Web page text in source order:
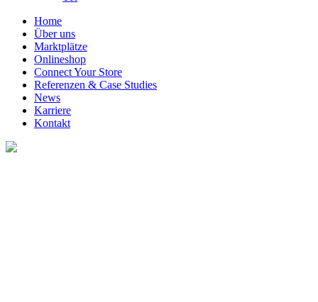
Home
Über uns
Marktplätze
Onlineshop
Connect Your Store
Referenzen & Case Studies
News
Karriere
Kontakt